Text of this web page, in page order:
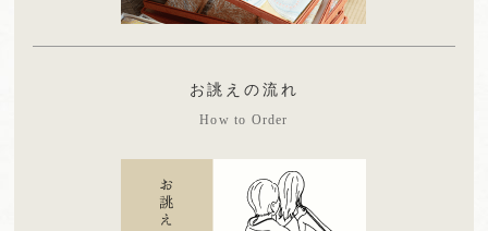
お誂えの流れ
How to Order